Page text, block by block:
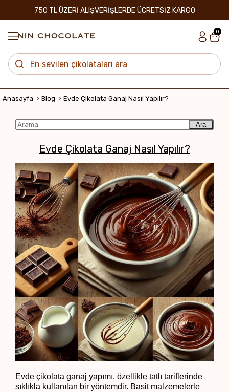
750 TL ÜZERİ ALIŞVERİŞLERDE ÜCRETSİZ KARGO
0
Anasayfa Blog Evde Çikolata Ganaj Nasıl Yapılır?
Ara
Evde Çikolata Ganaj Nasıl Yapılır?
Evde çikolata ganaj yapımı, özellikle tatlı tariflerinde
sıklıkla kullanılan bir yöntemdir. Basit malzemelerle